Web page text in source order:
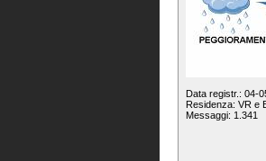
Data registr.: 04-
Residenza: VR e
Messaggi: 1.341